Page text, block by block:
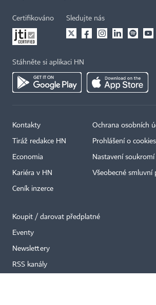
Certifikováno Sledujte nás
Stáhněte si aplikaci HN
Kontakty
Tiráž redakce HN
Economia
Kariéra v HN
Ceník inzerce
Ochrana osobních
Prohlášení o cookies
Nastavení soukromí
Všeobecné smluvní
Koupit / darovat předplatné
Eventy
Newslettery
RSS kanály